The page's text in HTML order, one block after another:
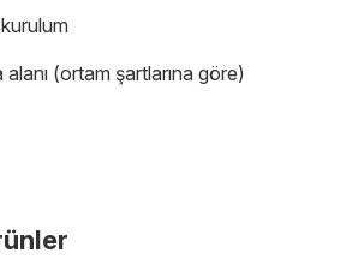
(ortam şartlarına göre)